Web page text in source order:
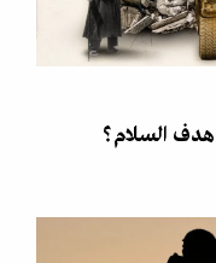
هدف السلام؟